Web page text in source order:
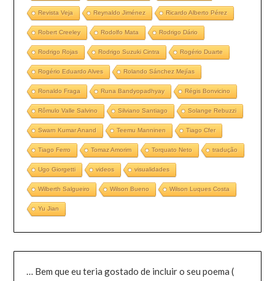
Revista Veja Reynaldo Jiménez Ricardo Alberto Pérez
Robert Creeley Rodolfo Mata Rodrigo Dário
Rodrigo Rojas Rodrigo Suzuki Cintra Rogério Duarte
Rogério Eduardo Alves Rolando Sánchez Mejías
Ronaldo Fraga Runa Bandyopadhyay Régis Bonvicino
Rômulo Valle Salvino Silviano Santiago Solange Rebuzzi
Swarn Kumar Anand Teemu Manninen Tiago Cfer
Tiago Ferro Tomaz Amorim Torquato Neto tradução
Ugo Giorgetti videos visualidades
Wilberth Salgueiro Wilson Bueno Wilson Luques Costa
Yu Jian
… Bem que eu teria gostado de incluir o seu poema (